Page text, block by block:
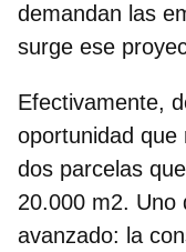
demandan las
surge ese
Efectivamente,
oportunidad que
dos parcelas
20.000 m2. Uno
avanzado: la